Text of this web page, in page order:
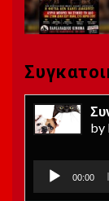
by
Πρόγραμμα
00:00